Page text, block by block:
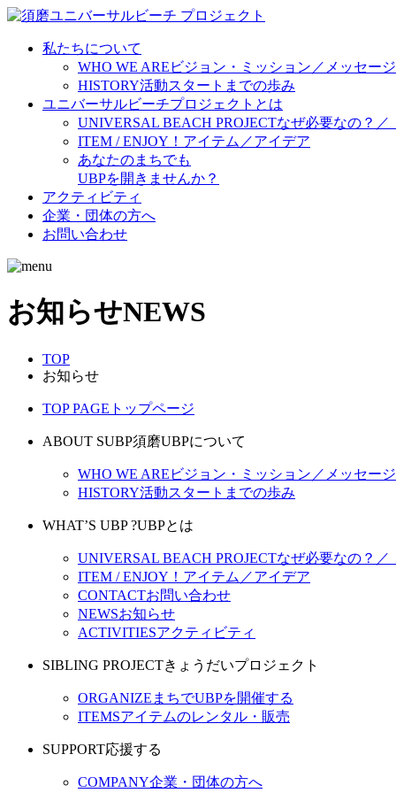
私たちについて
WHO WE ARE ビジョン・ミッション／メッセージ
HISTORY活動スタートまでの歩み
ユニバーサルビーチプロジェクトとは
UNIVERSAL BEACH PROJECTなぜ必要なの？／
ITEM / ENJOY！ アイテム／アイデア
あなたのまちでも
UBPを開きませんか？
アクティビティ
企業・団体の方へ
お問い合わせ
お知らせNEWS
TOP
お知らせ
TOP PAGE トップページ
ABOUT SUBP須磨UBPについて
WHO WE ARE ビジョン・ミッション／メッセージ
HISTORY活動スタートまでの歩み
WHAT’S UBP ?UBPとは
UNIVERSAL BEACH PROJECTなぜ必要なの？／
ITEM / ENJOY！ アイテム／アイデア
CONTACTお問い合わせ
NEWSお知らせ
ACTIVITIESアクティビティ
SIBLING PROJECTきょうだいプロジェクト
ORGANIZE まちでUBPを開催する
ITEMSアイテムのレンタル・販売
SUPPORT応援する
COMPANY企業・団体の方へ